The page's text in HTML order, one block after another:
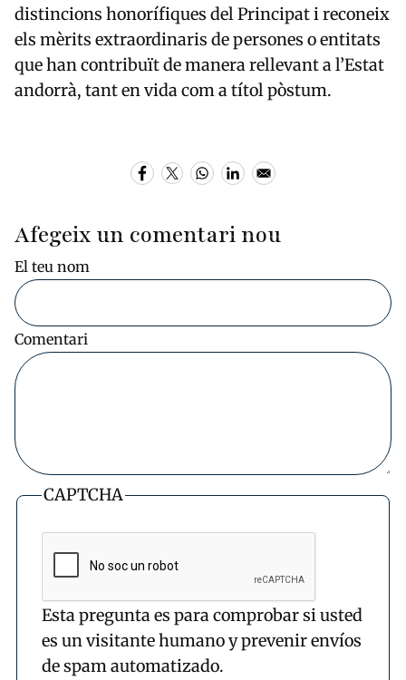
distincions honorífiques del Principat i reconeix
els mèrits extraordinaris de persones o entitats
que han contribuït de manera rellevant a l’Estat
andorrà, tant en vida com a títol pòstum.
Afegeix un comentari nou
El teu nom
Comentari
CAPTCHA
Esta pregunta es para comprobar si usted
es un visitante humano y prevenir envíos
de spam automatizado.